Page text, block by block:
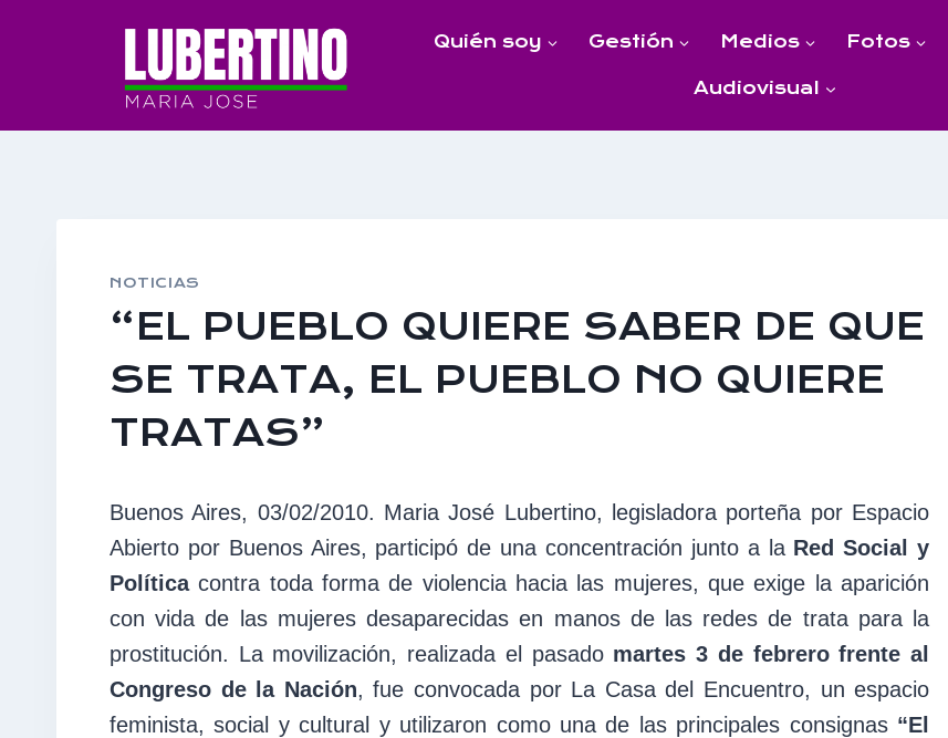
Quién soy Gestión Medios Fotos
Audiovisual
NOTICIAS
“EL PUEBLO QUIERE SABER DE QUE
SE TRATA, EL PUEBLO NO QUIERE
TRATAS”
Buenos Aires, 03/02/2010. Maria José Lubertino, legisladora porteña por Espacio
Abierto por Buenos Aires, participó de una concentración junto a la Red Social y
Políticacontra toda forma de violencia hacia las mujeres, que exige la aparición
con vida de las mujeres desaparecidas en manos de las redes de trata para la
prostitución. La movilización, realizada el pasado martes 3 de febrero frente al
Congreso de la Nación, fue convocada por La Casa del Encuentro, un espacio
feminista, social y cultural y utilizaron como una de las principales consignas “El